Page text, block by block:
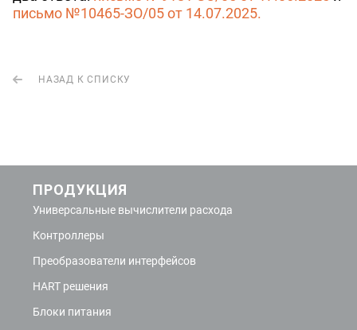
письмо №10465-ЗО/05 от 14.07.2025.
НАЗАД К СПИСКУ
ПРОДУКЦИЯ
Универсальные вычислители расхода
Контроллеры
Преобразователи интерфейсов
HART решения
Блоки питания